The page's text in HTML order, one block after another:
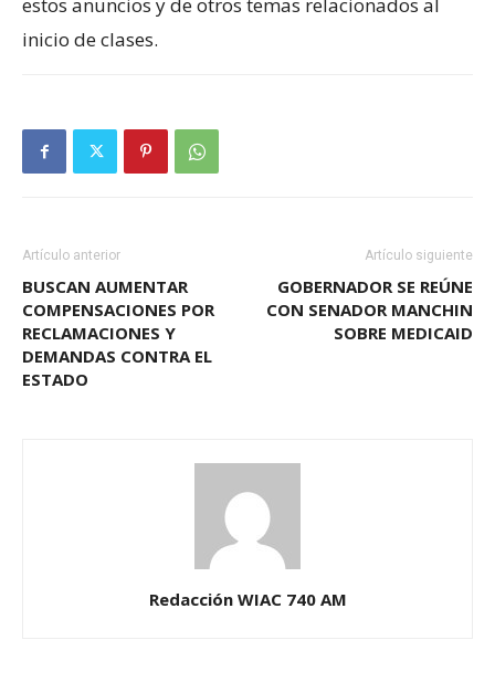
inicio de clases.
Artículo anterior
BUSCAN AUMENTAR
COMPENSACIONES POR
RECLAMACIONES Y
DEMANDAS CONTRA EL
ESTADO
Artículo siguiente
GOBERNADOR SE REÚNE
CON SENADOR MANCHIN
SOBRE MEDICAID
Redacción WIAC 740 AM